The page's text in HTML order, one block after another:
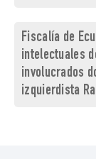
Fiscalía de
intelectuales
involucrados
izquierdista